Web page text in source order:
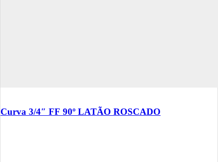
Curva 3/4″ FF 90º LATÃO ROSCADO